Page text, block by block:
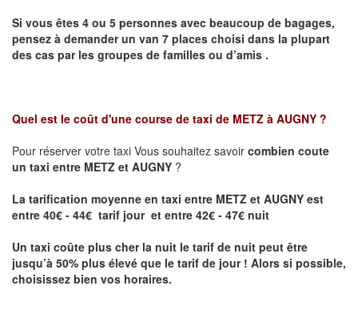
Si vous êtes 4 ou 5 personnes avec beaucoup de bagages,
pensez à demander un van 7 places choisi dans la plupart
des cas par les groupes de familles ou d’amis .
Quel est le coût d'une course de taxi de METZ à AUGNY ?
Pour réserver votre taxi Vous souhaitez savoir combien coute
un taxi entre METZ et AUGNY ?
La tarification moyenne en taxi entre METZ et AUGNY est
entre 40€ - 44€ tarif jour et entre 42€ - 47€ nuit
Un taxi coûte plus cher la nuit le tarif de nuit peut être
jusqu’à 50% plus élevé que le tarif de jour ! Alors si possible,
choisissez bien vos horaires.